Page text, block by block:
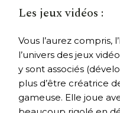
Les jeux vidéos :
Vous l’aurez compris,
l’univers des jeux
y sont associés
plus d’être créatrice
gameuse. Elle joue